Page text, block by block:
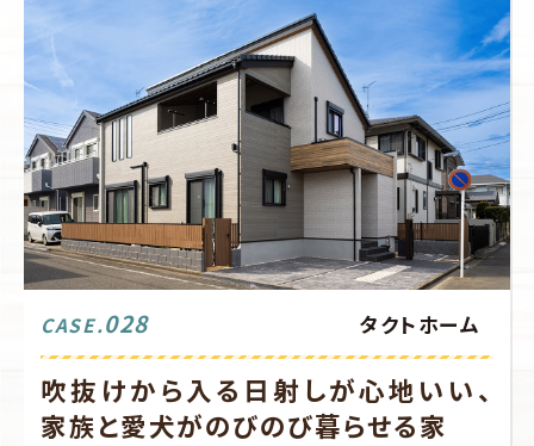
CASE.028 タクトホーム
吹抜けから入る日射しが心地いい、
家族と愛犬がのびのび暮らせる家